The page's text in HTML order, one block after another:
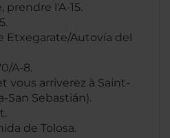
prendre l'A-15.
Etxegarate/Autovía del
A-8.
vous arriverez à Saint-
San Sebastián).
de Tolosa.